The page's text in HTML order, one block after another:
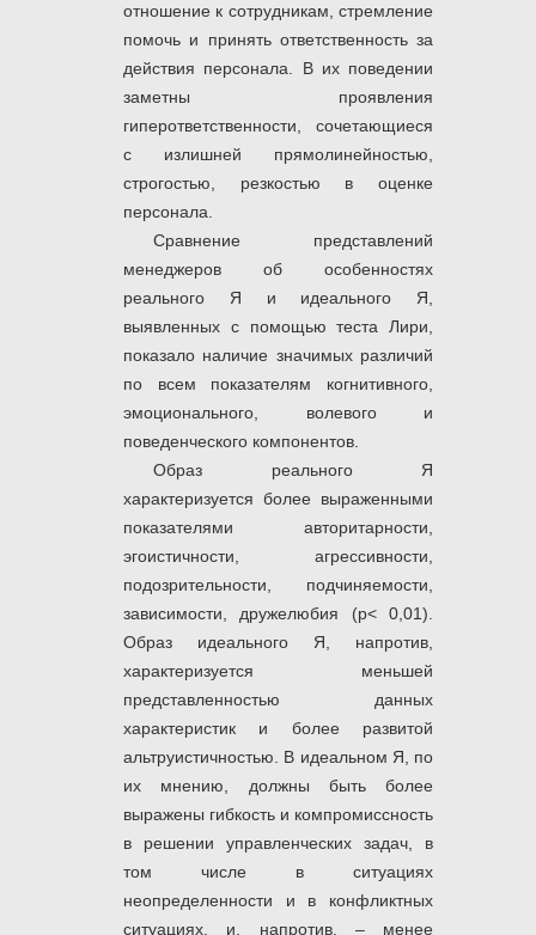
отношение к сотрудникам, стремление
помочь и принять ответственность за
действия персонала. В их поведении
заметны проявления
гиперответственности, сочетающиеся
с излишней прямолинейностью,
строгостью, резкостью в оценке
персонала.
Сравнение представлений
менеджеров об особенностях
реального Я и идеального Я,
выявленных с помощью теста Лири,
показало наличие значимых различий
по всем показателям когнитивного,
эмоционального, волевого и
поведенческого компонентов.
Образ реального Я
характеризуется более выраженными
показателями авторитарности,
эгоистичности, агрессивности,
подозрительности, подчиняемости,
зависимости, дружелюбия (р< 0,01).
Образ идеального Я, напротив,
характеризуется меньшей
представленностью данных
характеристик и более развитой
альтруистичностью. В идеальном Я, по
их мнению, должны быть более
выражены гибкость и компромиссность
в решении управленческих задач, в
том числе в ситуациях
неопределенности и в конфликтных
ситуациях, и, напротив, – менее